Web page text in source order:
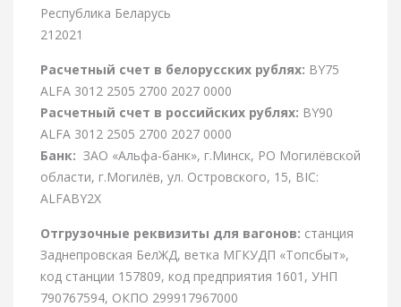
Республика Беларусь
212021
Расчетный счет в белорусских рублях: BY75
ALFA 3012 2505 2700 2027 0000
Расчетный счет в российских рублях: BY90
ALFA 3012 2505 2700 2027 0000
Банк: ЗАО «Альфа-банк», г.Минск, РО Могилёвской
области, г.Могилёв, ул. Островского, 15, BIC:
ALFABY2X
Отгрузочные реквизиты для вагонов: станция
Заднепровская БелЖД, ветка МГКУДП «Топсбыт»,
код станции 157809, код предприятия 1601, УНП
790767594, ОКПО 299917967000